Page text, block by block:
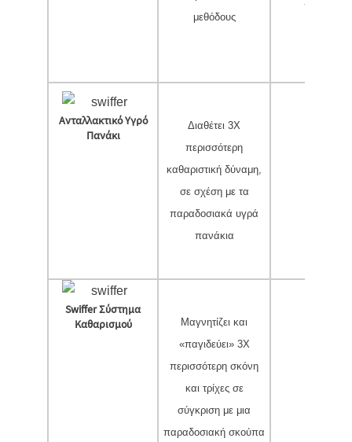
Ανταλλακτικό Υγρό
Πανάκι
Swiffer Σύστημα
Καθαρισμού
μεθόδους
παγιδεύει
Διαθέτει 3X
περισσότερη
καθαριστική δύναμη,
σε σχέση με τα
παραδοσιακά υγρά
πανάκια
Μαγνητίζει και
«παγιδεύει» 3X
περισσότερη σκόνη
και τρίχες σε
σύγκριση με μια
παραδοσιακή σκούπα